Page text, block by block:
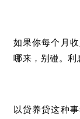
如果你每个月
哪来，别碰。利
以贷养贷这种